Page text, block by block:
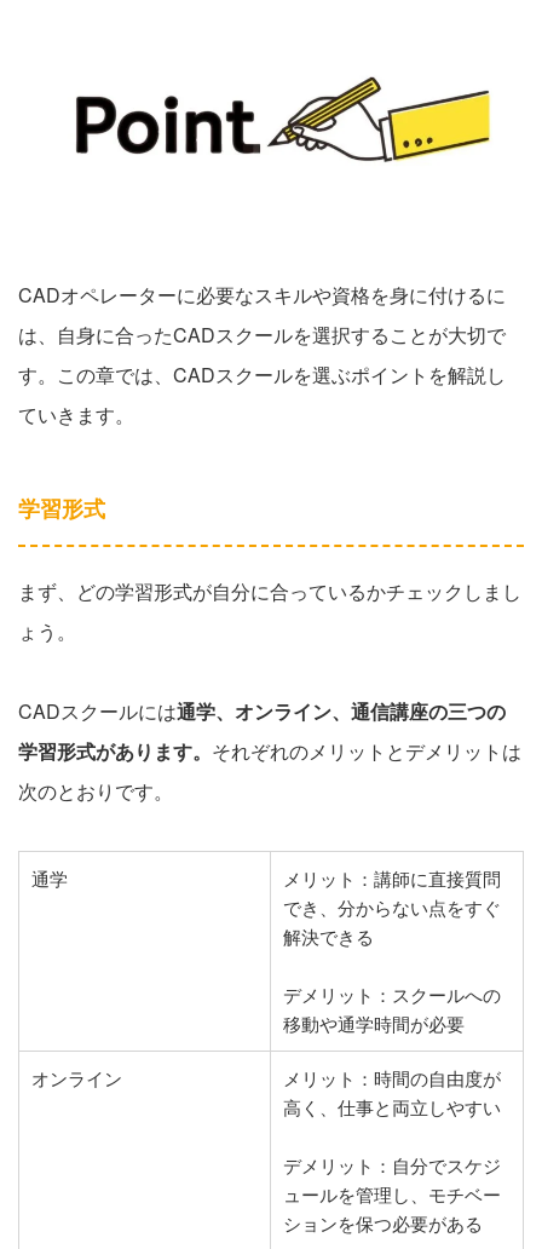
CADオペレーターに必要なスキルや資格を身に付けるに
は、自身に合ったCADスクールを選択することが大切で
す。この章では、CADスクールを選ぶポイントを解説し
ていきます。
学習形式
まず、どの学習形式が自分に合っているかチェックしまし
ょう。
CADスクールには通学、オンライン、通信講座の三つの
学習形式があります。 それぞれのメリットとデメリットは
次のとおりです。
通学
メリット：講師に直接質問
でき、分からない点をすぐ
解決できる
デメリット：スクールへの
移動や通学時間が必要
オンライン
メリット：時間の自由度が
高く、仕事と両立しやすい
デメリット：自分でスケジ
ュールを管理し、モチベー
ションを保つ必要がある